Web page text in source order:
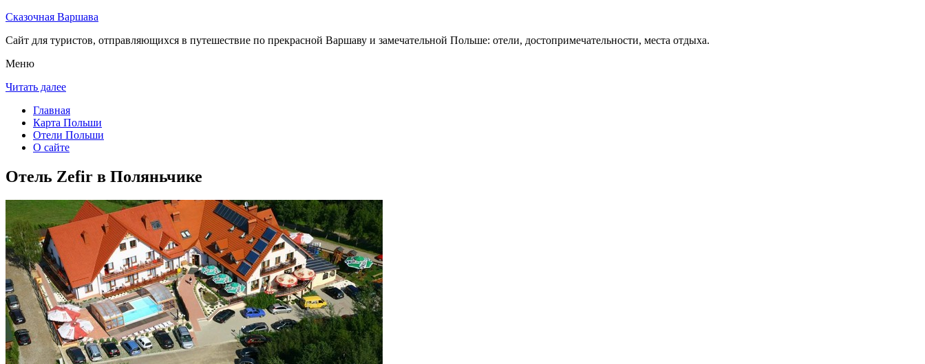
Сказочная Варшава
Сайт для туристов, отправляющихся в путешествие по прекрасной Варшаву и замечательной Польше: отели, достопримечательности, места отдыха.
Меню
Читать далее
Главная
Карта Польши
Отели Польши
О сайте
Отель Zefir в Поляньчике